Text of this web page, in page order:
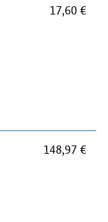
17,60 €
148,97 €